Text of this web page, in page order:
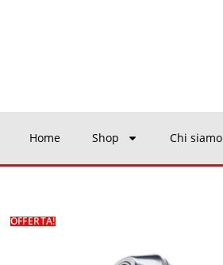
Home Shop Chi siamo
OFFERTA!